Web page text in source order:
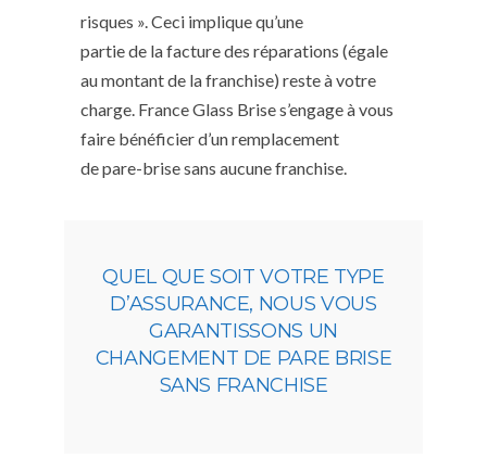
risques ». Ceci implique qu’une
partie de la facture des réparations (égale
au montant de la franchise) reste à votre
charge. France Glass Brise s’engage à vous
faire bénéficier d’un remplacement
de pare-brise sans aucune franchise.
QUEL QUE SOIT VOTRE TYPE
D’ASSURANCE, NOUS VOUS
GARANTISSONS UN
CHANGEMENT DE PARE BRISE
SANS FRANCHISE